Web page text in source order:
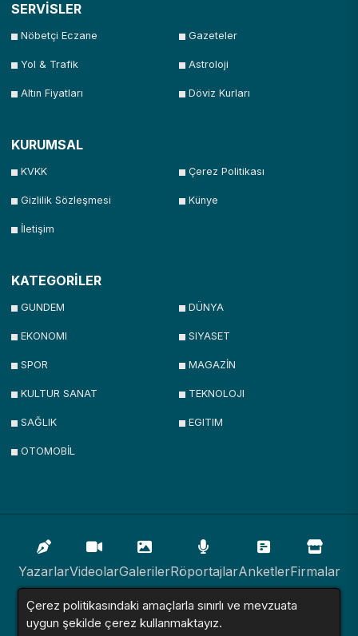
SERVİSLER
Nöbetçi Eczane Gazeteler
Yol & Trafik Astroloji
Altın Fiyatları Döviz Kurları
KURUMSAL
KVKK Çerez Politikası
Gizlilik Sözleşmesi Künye
İletişim
KATEGORİLER
GUNDEM DÜNYA
EKONOMI SIYASET
SPOR MAGAZİN
KULTUR SANAT TEKNOLOJI
SAĞLIK EGITIM
OTOMOBİL
YazarlarVideolarGalerilerRöportajlarAnketlerFirmalar
İlanlarResmi İlanlarSitemap
Çerez politikasındaki amaçlarla sınırlı ve mevzuata
uygun şekilde çerez kullanmaktayız.